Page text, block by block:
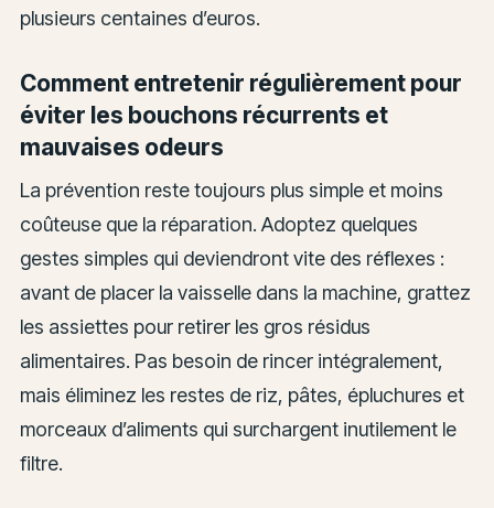
plusieurs centaines d’euros.
Comment entretenir régulièrement pour
éviter les bouchons récurrents et
mauvaises odeurs
La prévention reste toujours plus simple et moins
coûteuse que la réparation. Adoptez quelques
gestes simples qui deviendront vite des réflexes :
avant de placer la vaisselle dans la machine, grattez
les assiettes pour retirer les gros résidus
alimentaires. Pas besoin de rincer intégralement,
mais éliminez les restes de riz, pâtes, épluchures et
morceaux d’aliments qui surchargent inutilement le
filtre.